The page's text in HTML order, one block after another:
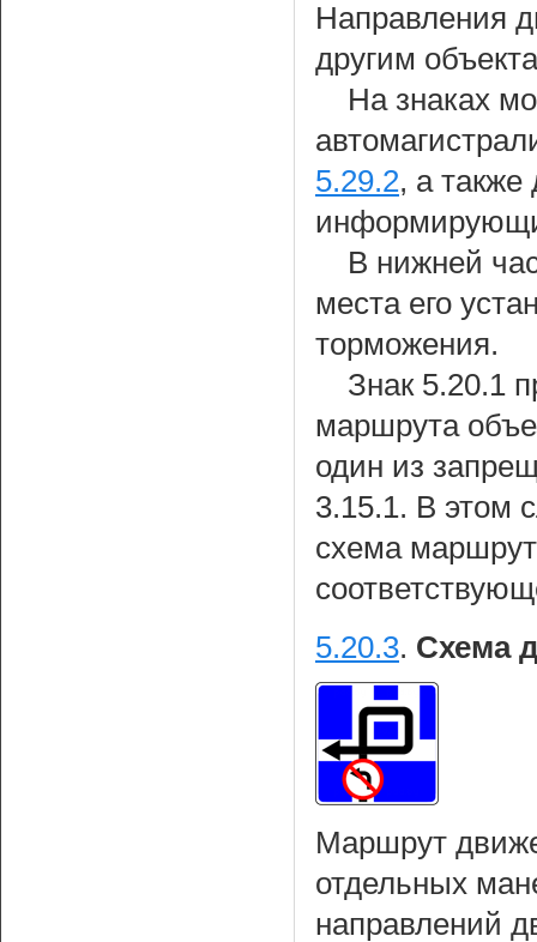
Направления
другим
На знаках
5.29.2, а также
В нижней
места его
торможения.
Знак 5.20.1
маршрута
один из
3.15.1. В этом
схема
5.20.3. Схема
Маршрут
отдельных
направлений